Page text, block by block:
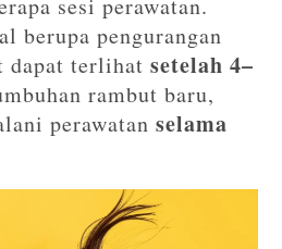
sesi perawatan.
berupa pengurangan
dapat terlihat setelah 4–
rambut baru,
perawatanselama